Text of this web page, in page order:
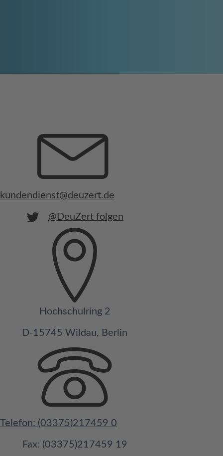
kundendienst@deuzert.de
@DeuZert folgen
Hochschulring 2
D-15745 Wildau, Berlin
Telefon: (03375)217459 0
Fax: (03375)217459 19